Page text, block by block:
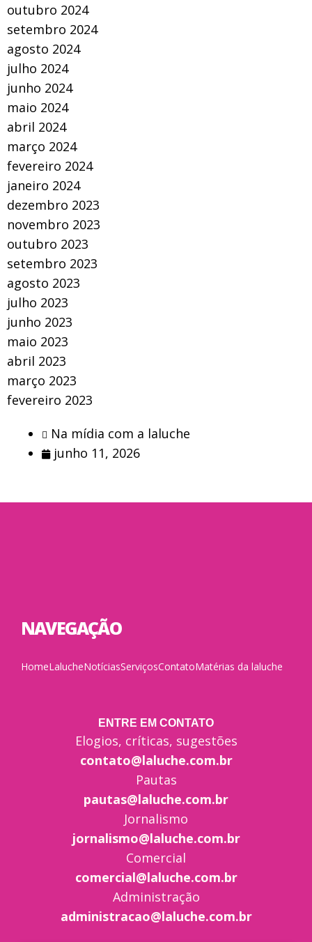
outubro 2024
setembro 2024
agosto 2024
julho 2024
junho 2024
maio 2024
abril 2024
março 2024
fevereiro 2024
janeiro 2024
dezembro 2023
novembro 2023
outubro 2023
setembro 2023
agosto 2023
julho 2023
junho 2023
maio 2023
abril 2023
março 2023
fevereiro 2023
Na mídia com a laluche
junho 11, 2026
NAVEGAÇÃO
HomeLalucheNotíciasServiçosContatoMatérias da laluche
ENTRE EM CONTATO
Elogios, críticas, sugestões
contato@laluche.com.br
Pautas
pautas@laluche.com.br
Jornalismo
jornalismo@laluche.com.br
Comercial
comercial@laluche.com.br
Administração
administracao@laluche.com.br